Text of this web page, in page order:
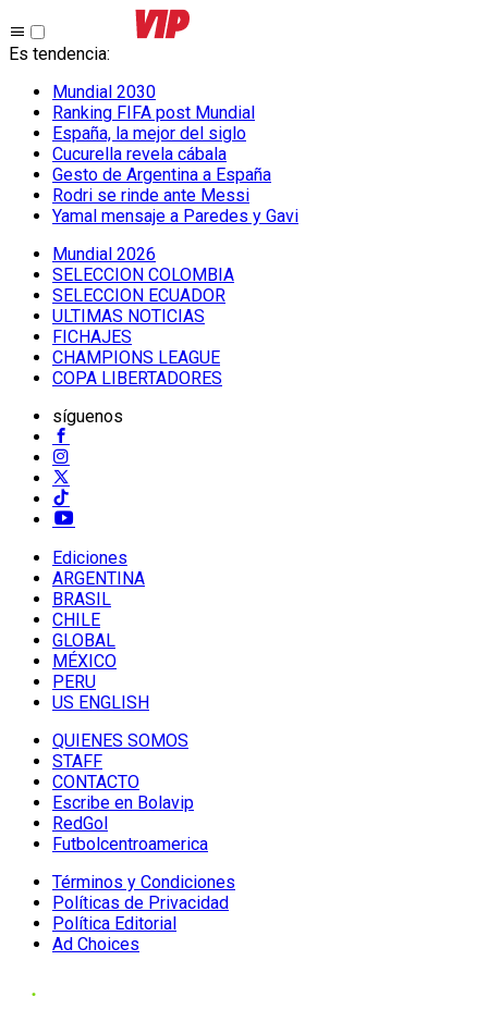
Es tendencia:
Mundial 2030
Ranking FIFA post Mundial
España, la mejor del siglo
Cucurella revela cábala
Gesto de Argentina a España
Rodri se rinde ante Messi
Yamal mensaje a Paredes y Gavi
Mundial 2026
SELECCION COLOMBIA
SELECCION ECUADOR
ULTIMAS NOTICIAS
FICHAJES
CHAMPIONS LEAGUE
COPA LIBERTADORES
síguenos
Ediciones
ARGENTINA
BRASIL
CHILE
GLOBAL
MÉXICO
PERU
US ENGLISH
QUIENES SOMOS
STAFF
CONTACTO
Escribe en Bolavip
RedGol
Futbolcentroamerica
Términos y Condiciones
Políticas de Privacidad
Política Editorial
Ad Choices